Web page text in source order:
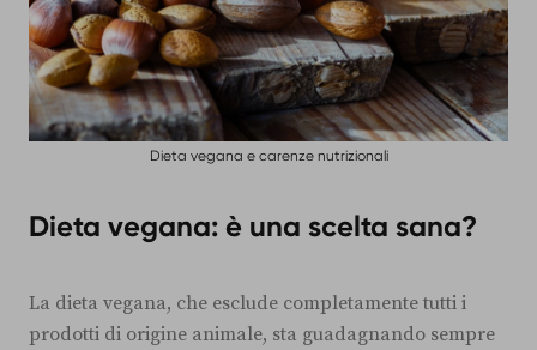
Dieta vegana e carenze nutrizionali
Dieta vegana: è una scelta sana?
La dieta vegana, che esclude completamente tutti i
prodotti di origine animale, sta guadagnando sempre